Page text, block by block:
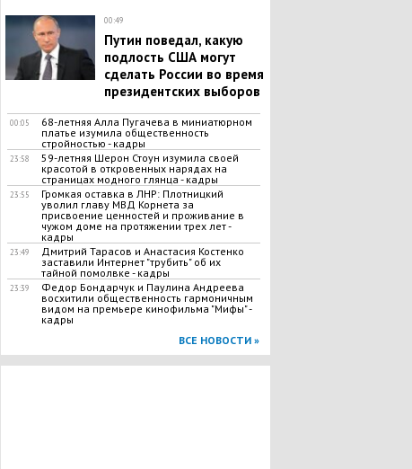
00:49
Путин поведал, какую
подлость США могут
сделать России во время
президентских выборов
00:05
68-летняя Алла Пугачева в миниатюрном
платье изумила общественность
стройностью - кадры
23:58
59-летняя Шерон Стоун изумила своей
красотой в откровенных нарядах на
страницах модного глянца - кадры
23:55
Громкая оставка в ЛНР: Плотницкий
уволил главу МВД Корнета за
присвоение ценностей и проживание в
чужом доме на протяжении трех лет -
кадры
23:49
Дмитрий Тарасов и Анастасия Костенко
заставили Интернет "трубить" об их
тайной помолвке - кадры
23:39
Федор Бондарчук и Паулина Андреева
восхитили общественность гармоничным
видом на премьере кинофильма "Мифы" -
кадры
ВСЕ НОВОСТИ »